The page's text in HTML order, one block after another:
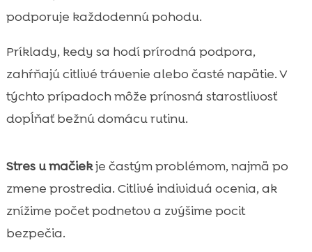
podporuje každodennú pohodu.
Príklady, kedy sa hodí prírodná podpora,
zahŕňajú citlivé trávenie alebo časté napätie. V
týchto prípadoch môže prínosná starostlivosť
dopĺňať bežnú domácu rutinu.
Stres u mačiekje častým problémom, najmä po
zmene prostredia. Citlivé individuá ocenia, ak
znížime počet podnetov a zvýšime pocit
bezpečia.